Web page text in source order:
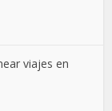
viajes en